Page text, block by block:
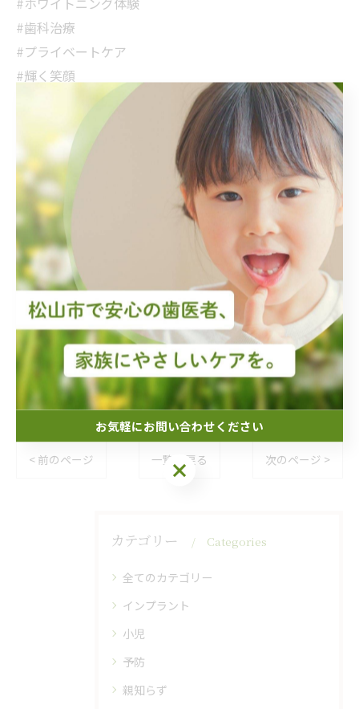
#歯科治療
#プライベートケア
#輝く笑顔
#美しく健康な歯
#オーラルケア
#日常ケア
#スマイルアップ
#美しさを手に入れる
#健康的な歯
#歯科エキスパート
#プロフェッショナルケア
#安心の施術
#輝く毎日
< 前のページ 一覧に戻る 次のページ >
カテゴリー Categories
全てのカテゴリー
インプラント
小児
予防
親知らず
お気軽にお問い合わせください
お気軽にお問い合わせください